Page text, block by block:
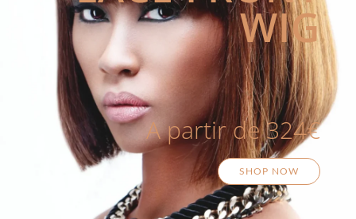
WIG
A partir de 324€
SHOP NOW